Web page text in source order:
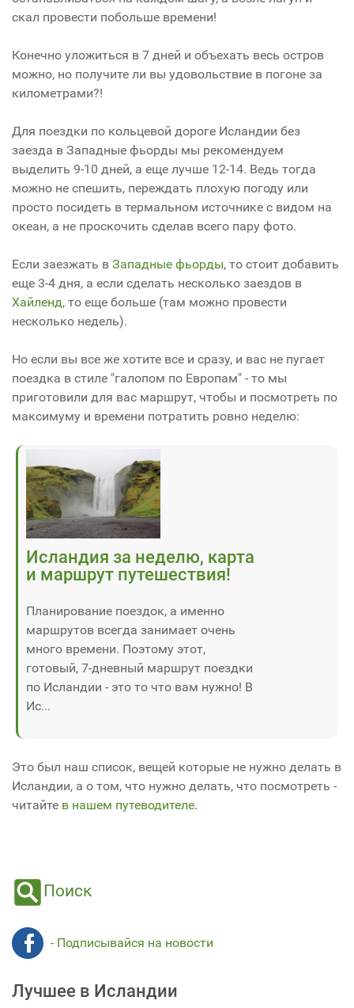
скал провести побольше времени!
Конечно уложиться в 7 дней и объехать весь остров
можно, но получите ли вы удовольствие в погоне за
километрами?!
Для поездки по кольцевой дороге Исландии без
заезда в Западные фьорды мы рекомендуем
выделить 9-10 дней, а еще лучше 12-14. Ведь тогда
можно не спешить, переждать плохую погоду или
просто посидеть в термальном источнике с видом на
океан, а не проскочить сделав всего пару фото.
Если заезжать в Западные фьорды, то стоит добавить
еще 3-4 дня, а если сделать несколько заездов в
Хайленд, то еще больше (там можно провести
несколько недель).
Но если вы все же хотите все и сразу, и вас не пугает
поездка в стиле "галопом по Европам" - то мы
приготовили для вас маршрут, чтобы и посмотреть по
максимуму и времени потратить ровно неделю:
Исландия за неделю, карта
и маршрут путешествия!
Планирование поездок, а именно
маршрутов всегда занимает очень
много времени. Поэтому этот,
готовый, 7-дневный маршрут поездки
по Исландии - это то что вам нужно! В
Ис...
Это был наш список, вещей которые не нужно делать в
Исландии, а о том, что нужно делать, что посмотреть -
читайте в нашем путеводителе.
Поиск
- Подписывайся на новости
Лучшее в Исландии